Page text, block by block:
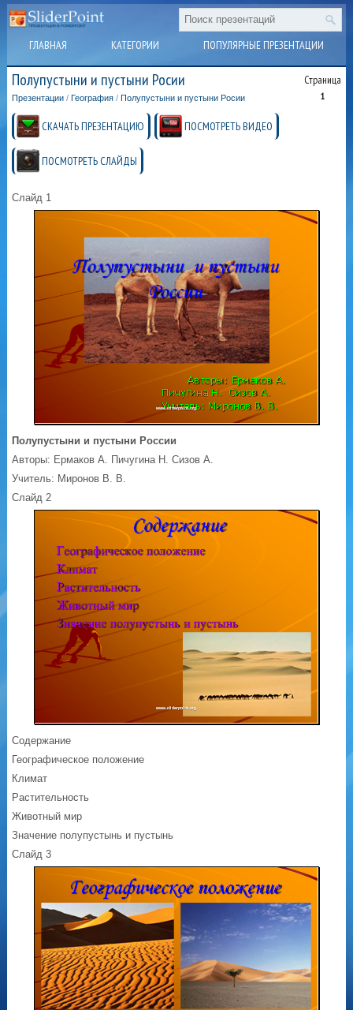
ГЛАВНАЯ КАТЕГОРИИ ПОПУЛЯРНЫЕ ПРЕЗЕНТАЦИИ
Полупустыни и пустыни Росии Страница
1
Презентации / География / Полупустыни и пустыни Росии
СКАЧАТЬ ПРЕЗЕНТАЦИЮ ПОСМОТРЕТЬ ВИДЕО
ПОСМОТРЕТЬ СЛАЙДЫ
Слайд 1
Полупустыни и пустыни России
Авторы: Ермаков А. Пичугина Н. Сизов А.
Учитель: Миронов В. В.
Слайд 2
Содержание
Географическое положение
Климат
Растительность
Животный мир
Значение полупустынь и пустынь
Слайд 3